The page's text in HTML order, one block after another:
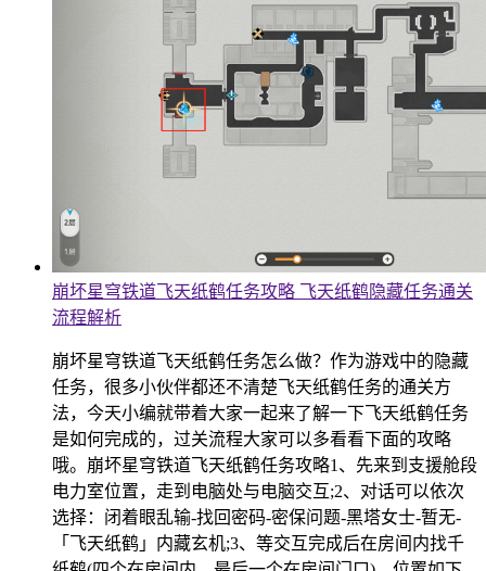
崩坏星穹铁道飞天纸鹤任务攻略 飞天纸鹤隐藏任务通关
流程解析
崩坏星穹铁道飞天纸鹤任务怎么做？作为游戏中的隐藏
任务，很多小伙伴都还不清楚飞天纸鹤任务的通关方
法，今天小编就带着大家一起来了解一下飞天纸鹤任务
是如何完成的，过关流程大家可以多看看下面的攻略
哦。崩坏星穹铁道飞天纸鹤任务攻略1、先来到支援舱段
电力室位置，走到电脑处与电脑交互;2、对话可以依次
选择：闭着眼乱输-找回密码-密保问题-黑塔女士-暂无-
「飞天纸鹤」内藏玄机;3、等交互完成后在房间内找千